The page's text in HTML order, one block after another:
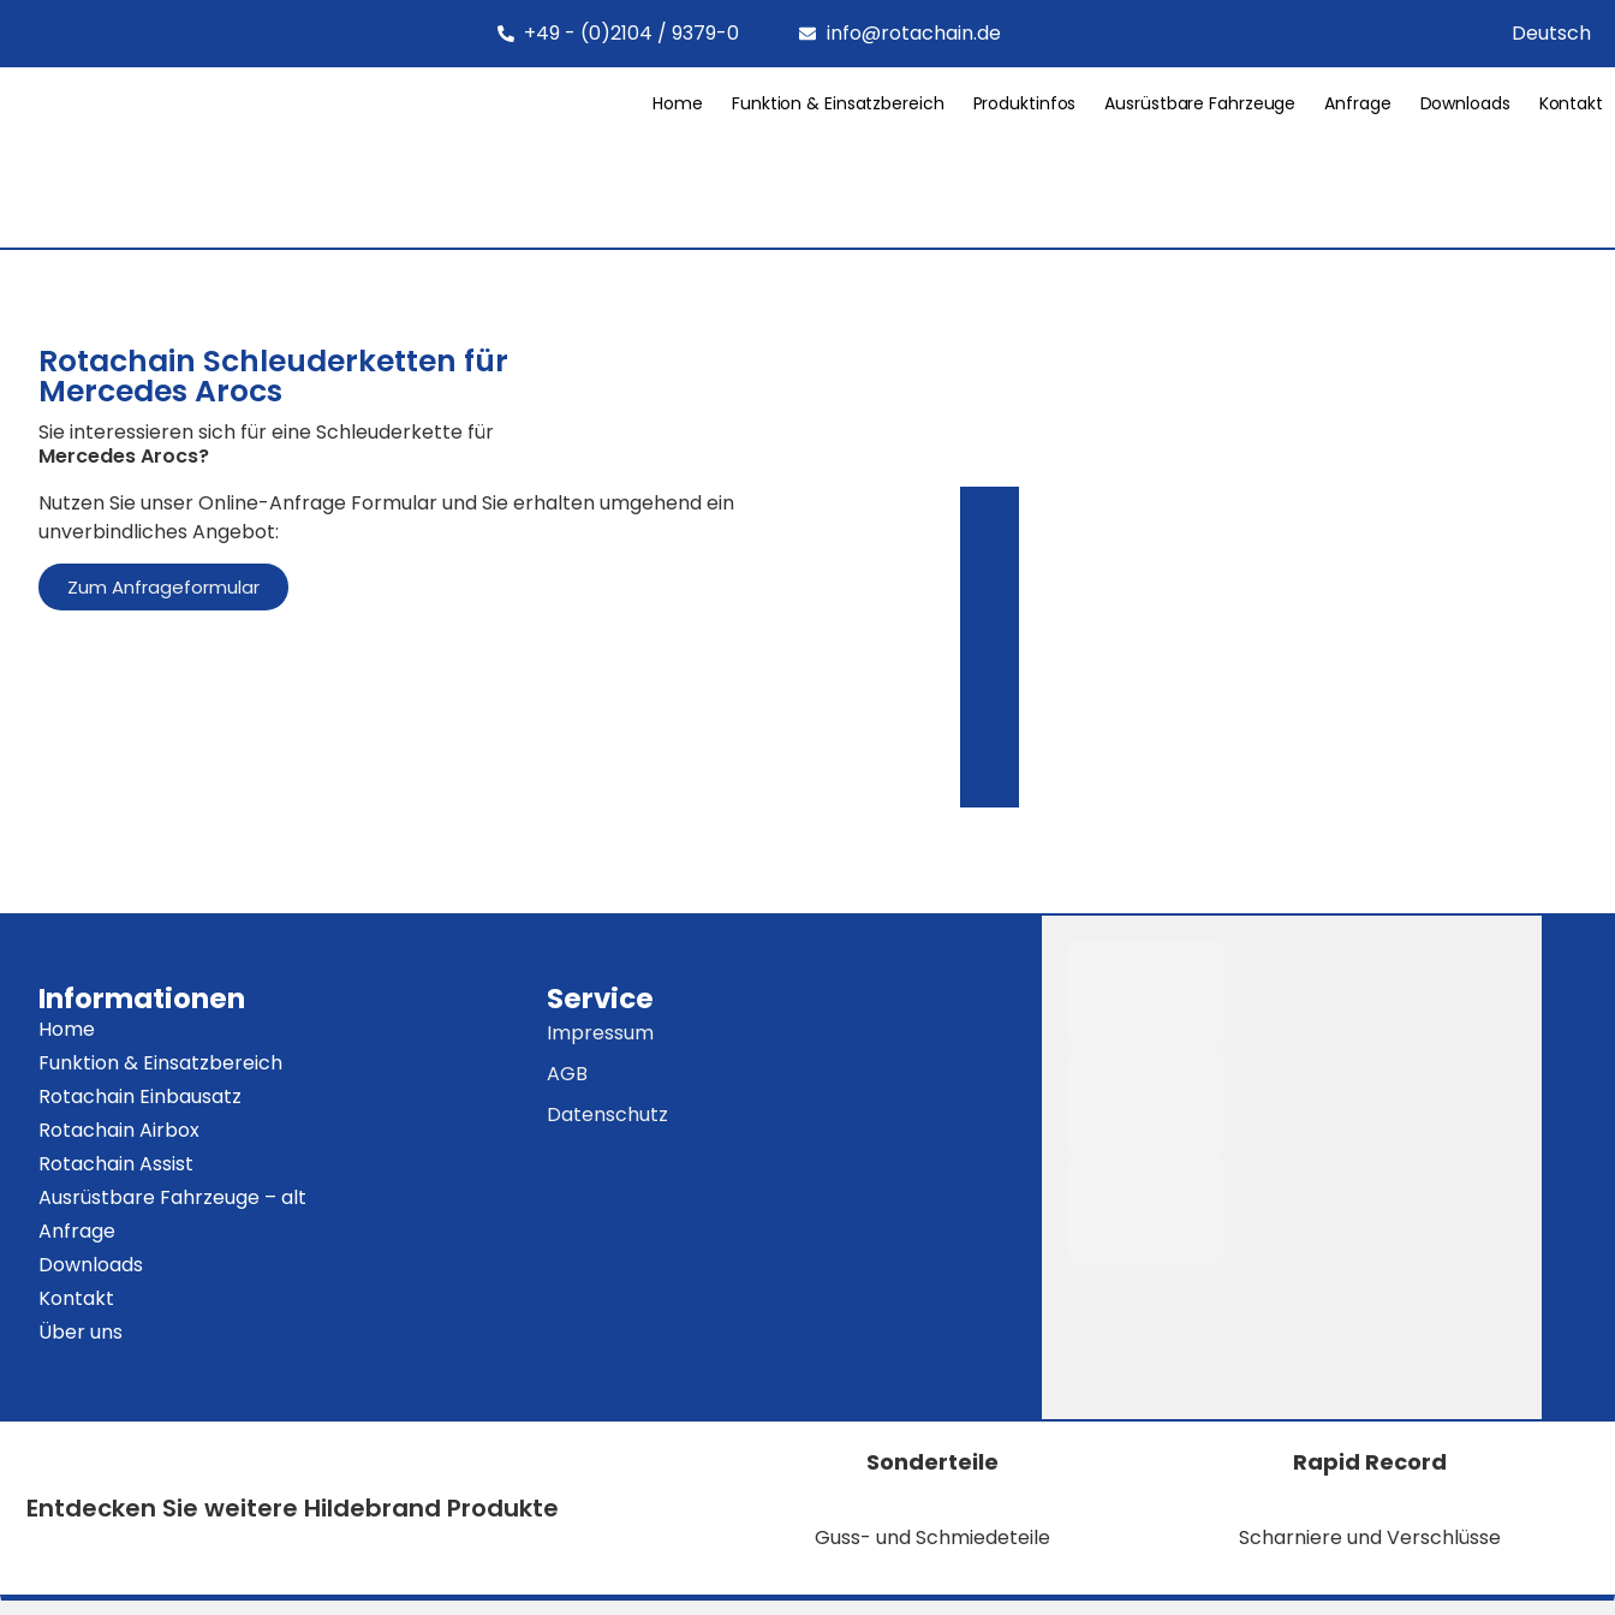
Deutsch
+49 - (0)2104 / 9379-0 info@rotachain.de
Home Funktion & Einsatzbereich Produktinfos Ausrüstbare Fahrzeuge Anfrage Downloads Kontakt
Rotachain Schleuderketten für
Mercedes Arocs
Sie interessieren sich für eine Schleuderkette für
Mercedes Arocs?
Nutzen Sie unser Online-Anfrage Formular und Sie erhalten umgehend ein
unverbindliches Angebot:
Zum Anfrageformular
Informationen
Home
Funktion & Einsatzbereich
Rotachain Einbausatz
Rotachain Airbox
Rotachain Assist
Ausrüstbare Fahrzeuge – alt
Anfrage
Downloads
Kontakt
Über uns
Service
Impressum
AGB
Datenschutz
Entdecken Sie weitere Hildebrand Produkte
Sonderteile
Guss- und Schmiedeteile
Rapid Record
Scharniere und Verschlüsse